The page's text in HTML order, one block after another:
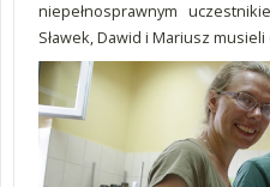
niepełnosprawnym
Sławek, Dawid i Mariusz